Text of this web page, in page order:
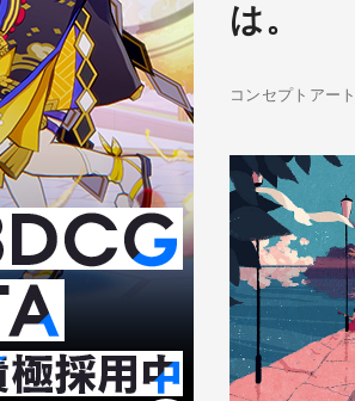
は。
コンセプトアート